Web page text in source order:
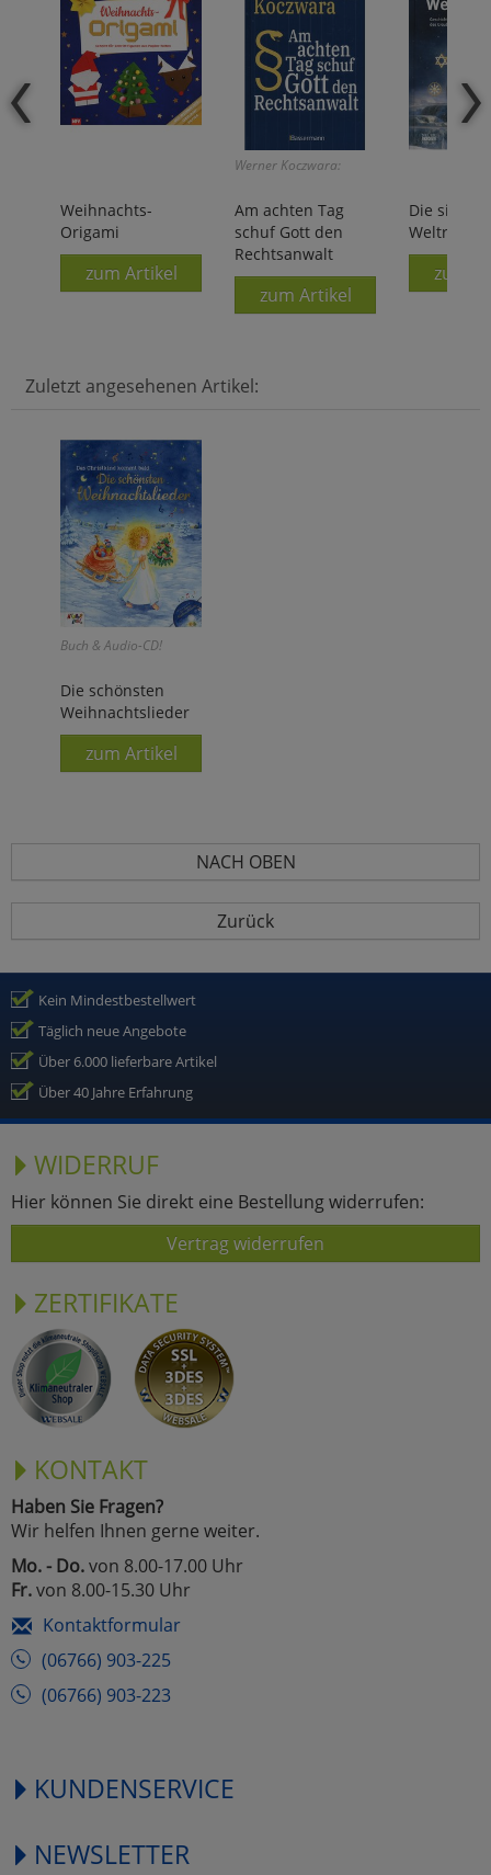
Weihnachts-
Origami
zum Artikel
Werner Koczwara:
Am achten Tag
schuf Gott den
Rechtsanwalt
zum Artikel
Die sieben
zum
Zuletzt angesehenen Artikel:
Buch & Audio-CD!
Die schönsten
Weihnachtslieder
zum Artikel
NACH OBEN
Zurück
Kein Mindestbestellwert
Täglich neue Angebote
Über 6.000 lieferbare Artikel
Über 40 Jahre Erfahrung
WIDERRUF
Hier können Sie direkt eine Bestellung widerrufen:
Vertrag widerrufen
ZERTIFIKATE
KONTAKT
Haben Sie Fragen?
Wir helfen Ihnen gerne weiter.
Mo. - Do.von 8.00-17.00 Uhr
Fr.von 8.00-15.30 Uhr
Kontaktformular
(06766) 903-225
(06766) 903-223
KUNDENSERVICE
NEWSLETTER